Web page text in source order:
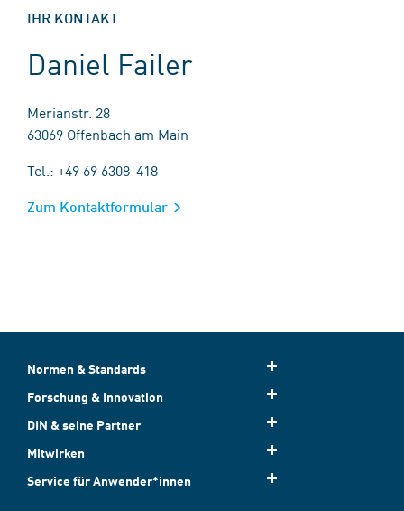
IHR KONTAKT
Daniel Failer
Merianstr. 28
63069 Offenbach am Main
Tel.: +49 69 6308-418
Zum Kontaktformular
Normen & Standards
Forschung & Innovation
DIN & seine Partner
Mitwirken
Service für Anwender*innen